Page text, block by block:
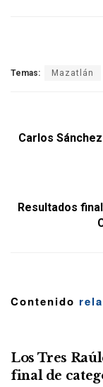
Temas: Mazatlán
Carlos
Resultados
Contenido
Los Tres
final de